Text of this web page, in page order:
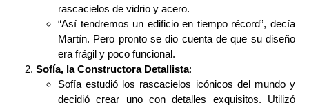
rascacielos de vidrio y acero.
“Así tendremos un edificio en tiempo récord”, decía
Martín. Pero pronto se dio cuenta de que su diseño
era frágil y poco funcional.
Sofía, la Constructora Detallista:
Sofía estudió los rascacielos icónicos del mundo y
decidió crear uno con detalles exquisitos. Utilizó